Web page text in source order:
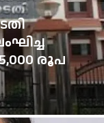
കാർ
പരിക്ക്